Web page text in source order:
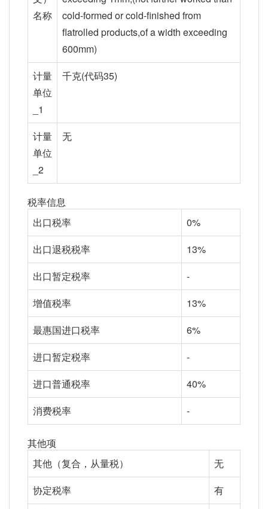
名称
cold-formed or cold-finished from
flatrolled products,of a width exceeding
600mm)
计量
单位
_1
千克(代码35)
计量
单位
_2
无
税率信息
出口税率
0%
出口退税税率
13%
出口暂定税率
-
增值税率
13%
最惠国进口税率
6%
进口暂定税率
-
进口普通税率
40%
消费税率
-
其他项
其他（复合，从量税）
无
协定税率
有